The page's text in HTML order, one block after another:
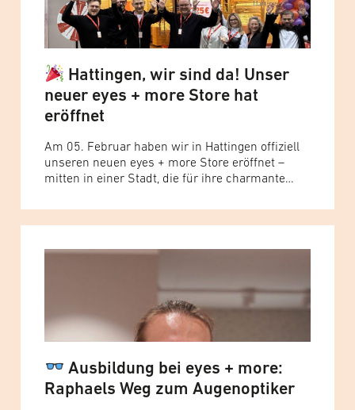
Hattingen, wir sind da! Unser
neuer eyes + more Store hat
eröffnet
Am 05. Februar haben wir in Hattingen offiziell
unseren neuen eyes + more Store eröffnet –
mitten in einer Stadt, die für ihre charmante
herzliche Atmosphäre bekannt ist. Genau dieser
Mix macht Hattingen für uns zu einem idealen
wachsen zu lassen.
Ausbildung bei eyes + more:
Raphaels Weg zum Augenoptiker